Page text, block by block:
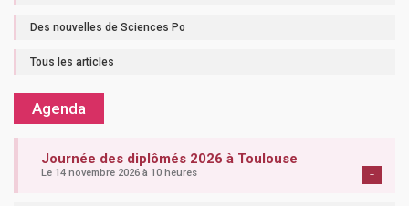
Des nouvelles de Sciences Po
Tous les articles
Agenda
Journée des diplômés 2026 à Toulouse
Le 14 novembre 2026 à 10 heures +